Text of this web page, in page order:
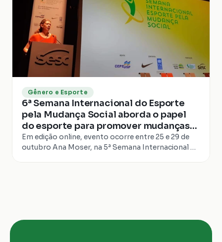
Gênero e Esporte
6ª Semana Internacional do Esporte
pela Mudança Social aborda o papel
do esporte para promover mudanças
pós pandemia
Em edição online, evento ocorre entre 25 e 29 de
outubro Ana Moser, na 5ª Semana Internacional do